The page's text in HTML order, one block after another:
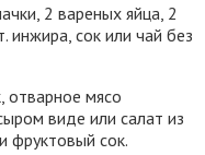
2 вареных яйца, 2
инжира, сок или чай без
отварное мясо
виде или салат из
фруктовый сок.